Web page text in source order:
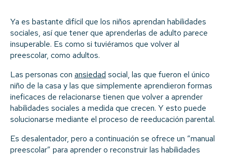
Ya es bastante difícil que los niños aprendan habilidades
sociales, así que tener que aprenderlas de adulto parece
insuperable. Es como si tuviéramos que volver al
preescolar, como adultos.
Las personas con ansiedad social, las que fueron el único
niño de la casa y las que simplemente aprendieron formas
ineficaces de relacionarse tienen que volver a aprender
habilidades sociales a medida que crecen. Y esto puede
solucionarse mediante el proceso de reeducación parental.
Es desalentador, pero a continuación se ofrece un “manual
preescolar” para aprender o reconstruir las habilidades